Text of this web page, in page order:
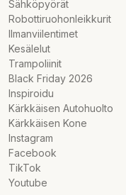
Sähköpyörät
Robottiruohonleikkurit
Ilmanviilentimet
Kesälelut
Trampoliinit
Black Friday 2026
Inspiroidu
Kärkkäisen Autohuolto
Kärkkäisen Kone
Instagram
Facebook
TikTok
Youtube